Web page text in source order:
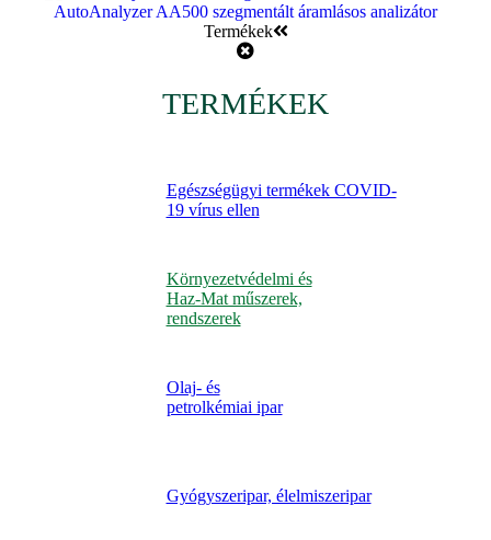
AutoAnalyzer AA500 szegmentált áramlásos analizátor
Termékek
TERMÉKEK
Egészségügyi termékek COVID-
19 vírus ellen
Környezetvédelmi és
Haz-Mat műszerek,
rendszerek
Olaj- és
petrolkémiai ipar
Gyógyszeripar, élelmiszeripar